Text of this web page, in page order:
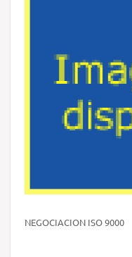
NEGOCIACION ISO 9000